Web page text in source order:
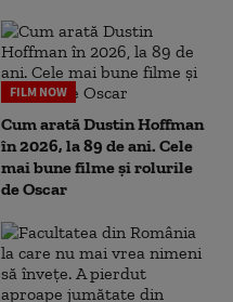
FILM NOW
Cum arată Dustin Hoffman
în 2026, la 89 de ani. Cele
mai bune filme și rolurile
de Oscar